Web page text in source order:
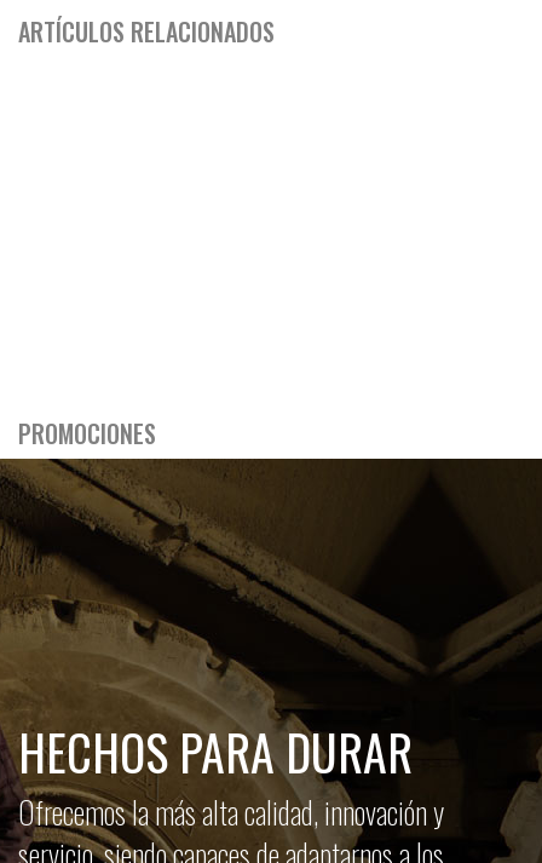
ARTÍCULOS RELACIONADOS
PROMOCIONES
HECHOS PARA DURAR
Ofrecemos la más alta calidad, innovación y